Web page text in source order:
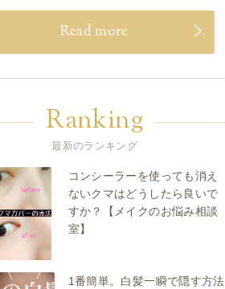
Read more
Ranking
最新のランキング
コンシーラーを使っても消え
ないクマはどうしたら良いで
すか？【メイクのお悩み相談
室】
1番簡単。白髪一瞬で隠す方法